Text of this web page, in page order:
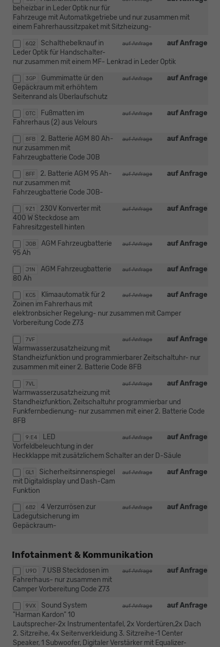
beheizbar in Leder Optik nur für
Fahrzeuge mit Automatikgetriebe und nur zusammen mit
einem Fahrerhaussitzpaket mit Sitzheizung-
6Q2 auf Anfrage
auf Anfrage
Schalthebelknauf in
Leder Optik für Handschalter-
nur zusammen mit einem MF- Lenkrad in Leder Optik
3GP auf Anfrage
auf Anfrage
Gummimatte ür den
Gepäckraum mit erhöhtem
Seitenrand als Überlaufschutz
0TC auf Anfrage
auf Anfrage
Fußmatten im
Fahrerhaus (2) aus Velours
8FB auf Anfrage
auf Anfrage
2. Batterie AGM 80 Ah-
nur zusammen mit
Fahrzeugbatterie Code J0B
8FF auf Anfrage
auf Anfrage
2. Batterie AGM 95 Ah-
nur zusammen mit
Fahrzeugbatterie Code J0B-
9Z1 auf Anfrage
auf Anfrage
230V Konverter mit
400 W Steckdose am
Fahresitzgestell hinten
J0B auf Anfrage
auf Anfrage
AGM Fahrzeugbatterie
95 Ah
J1N auf Anfrage
auf Anfrage
AGM Fahrzeugbatterie
80 Ah
KC5 auf Anfrage
auf Anfrage
Klimaautomatik für 2
Zoinen im Fahrerhaus mit
elektronbsicher Regelung- nur zusammen mit Camper
Vorbereitung Code Z73
7VF auf Anfrage
auf Anfrage
Warmwasserzusatzheizung mit
Standheizfunktion und programmierbarer Zeitschaltuhr- nur
zusammen mit einer 2. Batterie Code 8FB
7VL auf Anfrage
auf Anfrage
Warmwasserzusatzheizung mit
Standheizfunktion, Zeitschaltuhr programmierbar und
Funkfernbedienung- nur zusammen mit einer 2. Batterie Code
8FB
9:E4 auf Anfrage
auf Anfrage
LED
Vorfeldbeleuchtung in der
Heckklappe mit zusätzlichem Schalter an der D-Säule
GL1 auf Anfrage
auf Anfrage
Sicherheitsinnenspiegel
mit Digitaldisplay und Dash-Cam
Funktion
6B2 auf Anfrage
auf Anfrage
4 Verzurrösen zur
Ladegutsicherung im
Gepäckraum-
Infotainment & Kommunikation
U9D auf Anfrage
auf Anfrage
7 USB Steckdosen im
Fahrerhaus- nur zusammen mit
Camper Vorbereitung Code Z73
9VX auf Anfrage
auf Anfrage
Sound System
"Harman Kardon" 10
Lautsprecher-2x Instrumententafel, 2x Vordertüren,2x Dach
2. Sitzreihe, 4x Seitenverkleidung 3. Sitzreihe-1 Center
Speaker, 1 Subwoofer, Digitaler Verstärker mit Equalizer-